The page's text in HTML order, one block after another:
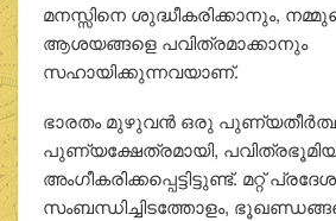
മനസ്സിനെ ശുദ്ധീകരിക്കാനും,
ആശയങ്ങളെ പവിത്രമാക്കാനും
സഹായിക്കുന്നവയാണ്.
ഭാരതം മുഴുവന്‍ ഒരു
പുണ്യക്ഷേത്രമായി,
അംഗീകരിക്കപ്പെട്ടിട്ടുണ്ട്. മറ്റ്
സംബന്ധിച്ചിടത്തോളം,